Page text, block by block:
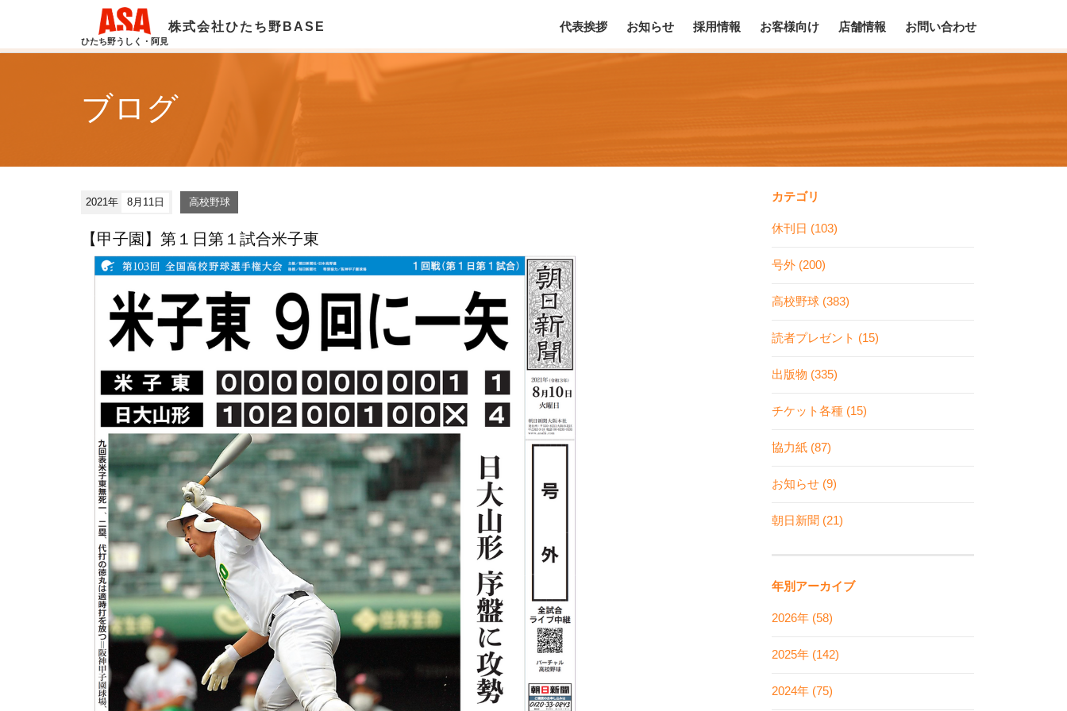
ひたち野うしく・阿見
株式会社ひたち野BASE 代表挨拶 お知らせ 採用情報 お客様向け 店舗情報 お問い合わせ
ブログ
2021年 8月11日 高校野球
【甲子園】第１日第１試合米子東
カテゴリ
休刊日 (103)
号外 (200)
高校野球 (383)
読者プレゼント (15)
出版物 (335)
チケット各種 (15)
協力紙 (87)
お知らせ (9)
朝日新聞 (21)
年別アーカイブ
2026年 (58)
2025年 (142)
2024年 (75)